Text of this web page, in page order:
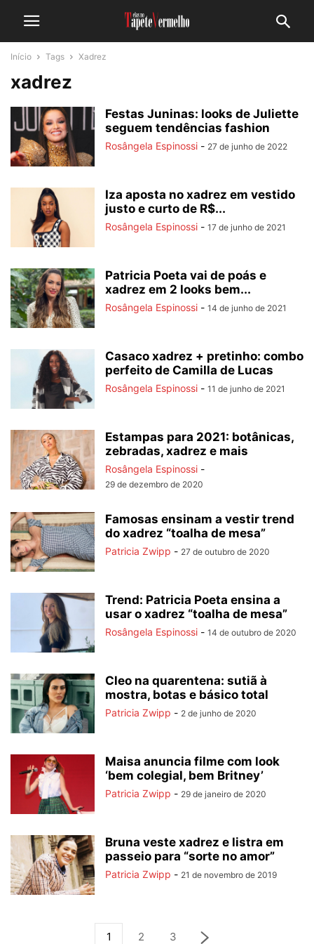
Início Tags Xadrez
xadrez
Festas Juninas: looks de Juliette
seguem tendências fashion
Rosângela Espinossi - 27 de junho de 2022
Iza aposta no xadrez em vestido
justo e curto de R$...
Rosângela Espinossi - 17 de junho de 2021
Patricia Poeta vai de poás e
xadrez em 2 looks bem...
Rosângela Espinossi - 14 de junho de 2021
Casaco xadrez + pretinho: combo
perfeito de Camilla de Lucas
Rosângela Espinossi - 11 de junho de 2021
Estampas para 2021: botânicas,
zebradas, xadrez e mais
Rosângela Espinossi -
29 de dezembro de 2020
Famosas ensinam a vestir trend
do xadrez “toalha de mesa”
Patricia Zwipp - 27 de outubro de 2020
Trend: Patricia Poeta ensina a
usar o xadrez “toalha de mesa”
Rosângela Espinossi - 14 de outubro de 2020
Cleo na quarentena: sutiã à
mostra, botas e básico total
Patricia Zwipp - 2 de junho de 2020
Maisa anuncia filme com look
‘bem colegial, bem Britney’
Patricia Zwipp - 29 de janeiro de 2020
Bruna veste xadrez e listra em
passeio para “sorte no amor”
Patricia Zwipp - 21 de novembro de 2019
1 2 3